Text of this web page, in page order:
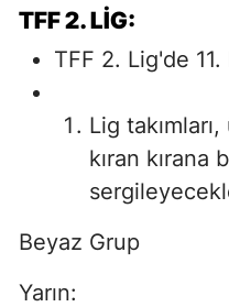
TFF 2. LIG:
TFF 2. Lig'de 11.
Lig
kıran kırana
Beyaz Grup
Yarın: